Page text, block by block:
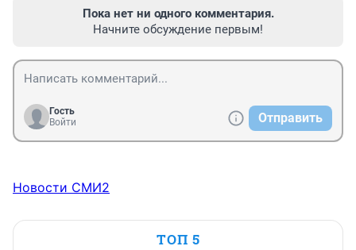
Пока нет ни одного комментария.
Начните обсуждение первым!
Гость
Войти
Отправить
Новости СМИ2
ТОП 5